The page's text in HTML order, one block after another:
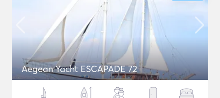
Aegean Yacht ESCAPADE 72